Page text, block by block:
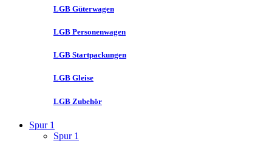
LGB Güterwagen
LGB Personenwagen
LGB Startpackungen
LGB Gleise
LGB Zubehör
Spur 1
Spur 1